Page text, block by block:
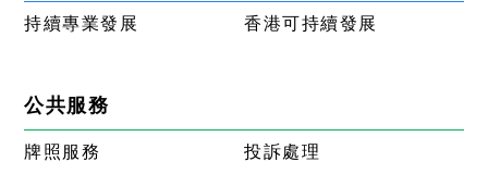
持續專業發展 香港可持續發展
公共服務
牌照服務
投訴處理